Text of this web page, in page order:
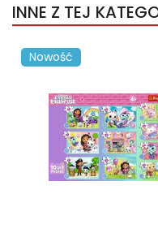
INNE Z TEJ
Nowość